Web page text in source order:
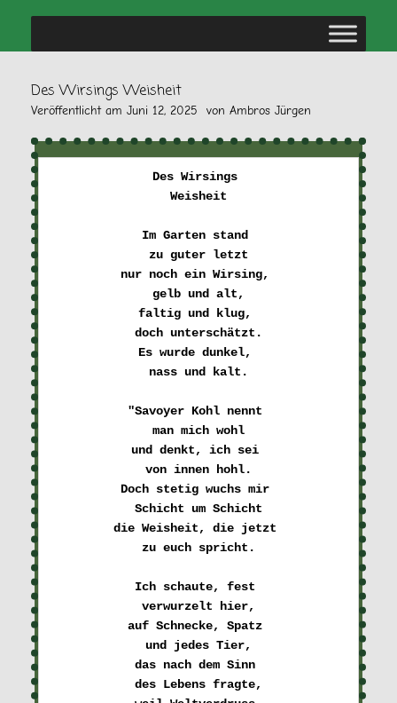
Des Wirsings Weisheit
Veröffentlicht am Juni 12, 2025 von Ambros Jürgen
Des Wirsings
Weisheit
Im Garten stand
zu guter letzt
nur noch ein Wirsing,
gelb und alt,
faltig und klug,
doch unterschätzt.
Es wurde dunkel,
nass und kalt.
"Savoyer Kohl nennt
man mich wohl
und denkt, ich sei
von innen hohl.
Doch stetig wuchs mir
Schicht um Schicht
die Weisheit, die jetzt
zu euch spricht.
Ich schaute, fest
verwurzelt hier,
auf Schnecke, Spatz
und jedes Tier,
das nach dem Sinn
des Lebens fragte,